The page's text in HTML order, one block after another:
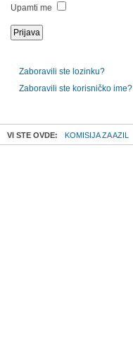
Upamti me
Zaboravili ste lozinku?
Zaboravili ste korisničko ime?
VI STE OVDE: KOMISIJA ZA AZIL